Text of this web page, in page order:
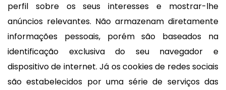
perfil sobre os seus interesses e mostrar-lhe
anúncios relevantes. Não armazenam diretamente
informações pessoais, porém são baseados na
identificação exclusiva do seu navegador e
dispositivo de internet. Já os cookies de redes sociais
são estabelecidos por uma série de serviços das